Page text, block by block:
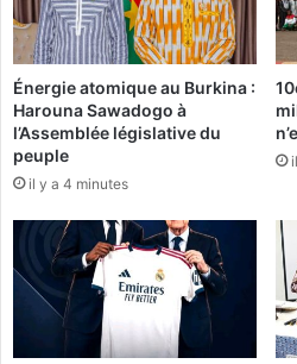
s
l
a
l
u
t
t
e
n
o
r
é
:
"
W
a
l
i
Énergie atomique au Burkina :
Harouna Sawadogo à
l’Assemblée législative du
peuple
il y a 4 minutes